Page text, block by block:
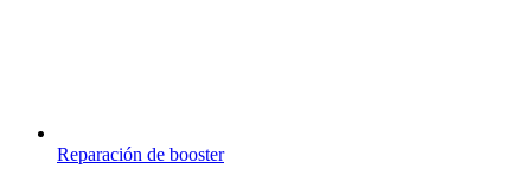
Reparación de booster